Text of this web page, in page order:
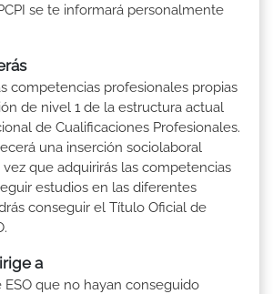
se te informará personalmente
competencias profesionales propias
de nivel 1 de la estructura actual
de Cualificaciones Profesionales.
una inserción sociolaboral
vez que adquirirás las competencias
estudios en las diferentes
conseguir el Título Oficial de
a
que no hayan conseguido